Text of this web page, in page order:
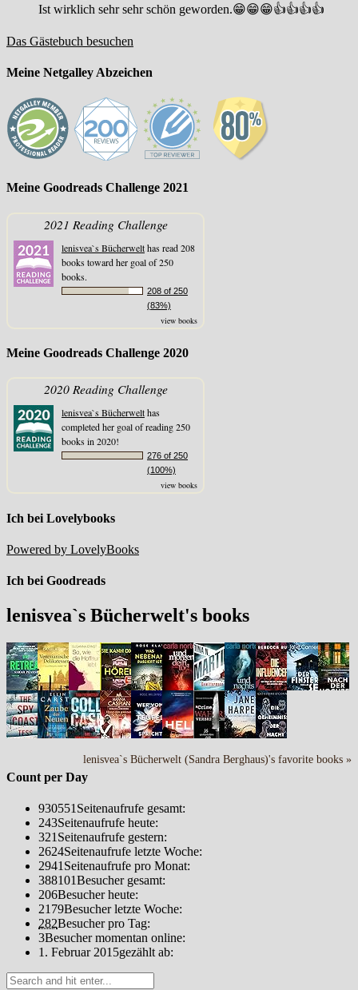
Ist wirklich sehr sehr schön geworden.😁😁😁👍👍👍👍
Das Gästebuch besuchen
Meine Netgalley Abzeichen
Meine Goodreads Challenge 2021
2021 Reading Challenge
lenisvea`s Bücherwelthas read 208
books toward her goal of 250
books.
208 of 250
(83%)
view books
Meine Goodreads Challenge 2020
2020 Reading Challenge
lenisvea`s Bücherwelthas
completed her goal of reading 250
books in 2020!
276 of 250
(100%)
view books
Ich bei Lovelybooks
Powered by LovelyBooks
Ich bei Goodreads
lenisvea`s Bücherwelt's books
lenisvea`s Bücherwelt (Sandra Berghaus)'s favorite books »
Count per Day
930551 Seitenaufrufe gesamt:
243Seitenaufrufe heute:
321 Seitenaufrufe gestern:
2624Seitenaufrufe letzte Woche:
2941 Seitenaufrufe pro Monat:
388101Besucher gesamt:
206Besucher heute:
2179Besucher letzte Woche:
282Besucher pro Tag:
3Besucher momentan online:
1. Februar 2015gezählt ab: